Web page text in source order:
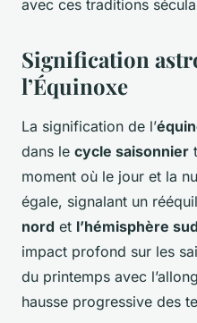
avec ces traditions
Signification
l’Équinoxe
La signification de l’
dans le cycle saisonnier
moment où le jour et la
égale, signalant un
nord et l’hémisphère sud
impact profond sur les
du printemps avec
hausse progressive des